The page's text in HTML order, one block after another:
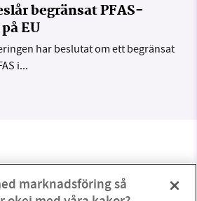
begränsat PFAS-
EU
har beslutat om ett begränsat
i...
marknadsföring så